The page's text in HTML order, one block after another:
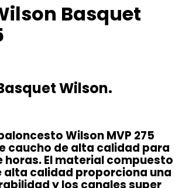
Basquet
Wilson.
Wilson MVP 275
caucho de alta calidad para
horas. El material compuesto
alta calidad proporciona una
y los canales super